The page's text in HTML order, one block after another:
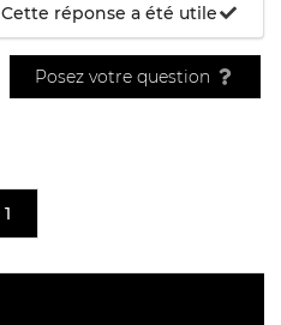
Cette réponse a été utile
Posez votre question
1